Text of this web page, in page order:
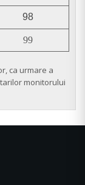
98
99
ca urmare a
monitorului